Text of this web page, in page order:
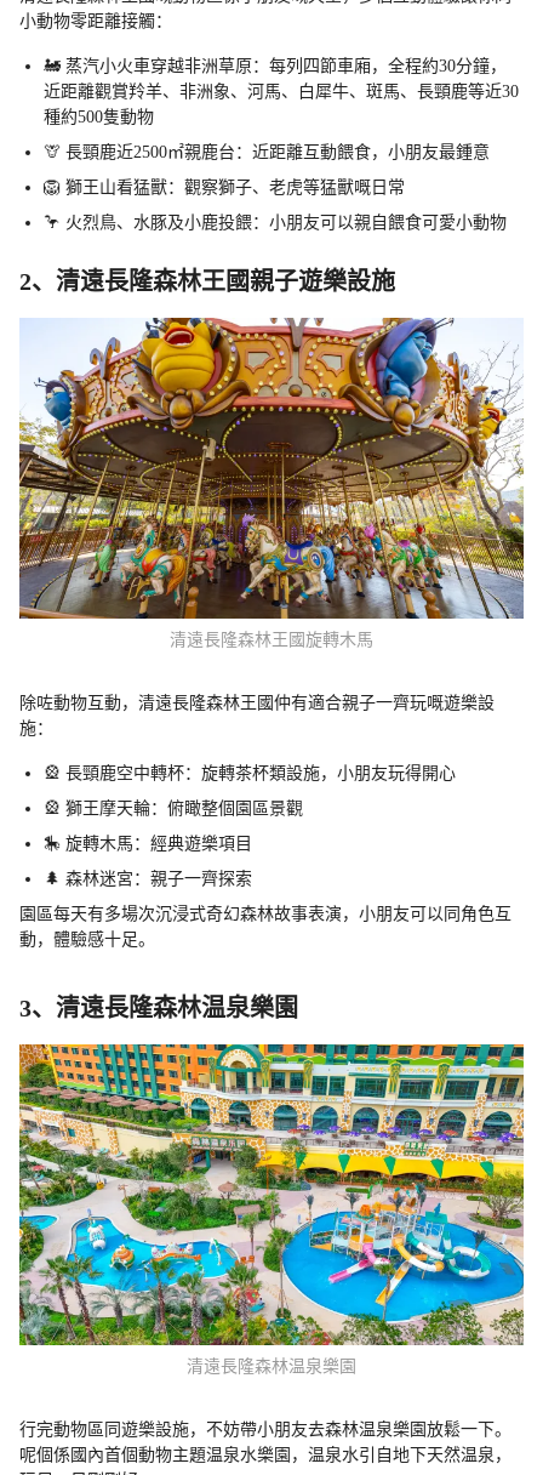
小動物零距離接觸：
🚂 蒸汽小火車穿越非洲草原：每列四節車廂，全程約30分鐘，
近距離觀賞羚羊、非洲象、河馬、白犀牛、斑馬、長頸鹿等近30
種約500隻動物
🦒 長頸鹿近2500㎡親鹿台：近距離互動餵食，小朋友最鍾意
🦁 獅王山看猛獸：觀察獅子、老虎等猛獸嘅日常
🦩 火烈鳥、水豚及小鹿投餵：小朋友可以親自餵食可愛小動物
2、清遠長隆森林王國親子遊樂設施
清遠長隆森林王國旋轉木馬
除咗動物互動，清遠長隆森林王國仲有適合親子一齊玩嘅遊樂設
施：
🎡 長頸鹿空中轉杯：旋轉茶杯類設施，小朋友玩得開心
🎡 獅王摩天輪：俯瞰整個園區景觀
🎠 旋轉木馬：經典遊樂項目
🌲 森林迷宮：親子一齊探索
園區每天有多場次沉浸式奇幻森林故事表演，小朋友可以同角色互
動，體驗感十足。
3、清遠長隆森林温泉樂園
清遠長隆森林温泉樂園
行完動物區同遊樂設施，不妨帶小朋友去森林温泉樂園放鬆一下。
呢個係國內首個動物主題温泉水樂園，温泉水引自地下天然温泉，